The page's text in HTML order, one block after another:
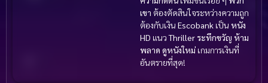
เขา ต้องตัดสินใจระหว่างความถูก
ต้องกับเงิน Escobank เป็น หนัง
HD แนวThriller ระทึกขวัญ ห้าม
พลาด ดูหนังใหม่ เกมการเงินที่
อันตรายที่สุด!